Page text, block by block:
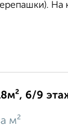
На
6/9
м²